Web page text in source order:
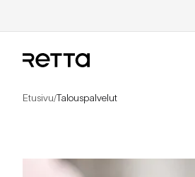
Etusivu/Talouspalvelut